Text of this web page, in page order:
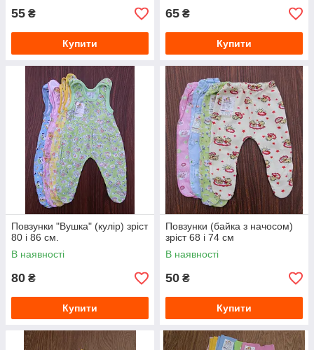
55 ₴
Купити
65 ₴
Купити
Повзунки "Вушка" (кулір) зріст
80 і 86 см.
В наявності
80 ₴
Купити
Повзунки (байка з начосом)
зріст 68 і 74 см
В наявності
50 ₴
Купити